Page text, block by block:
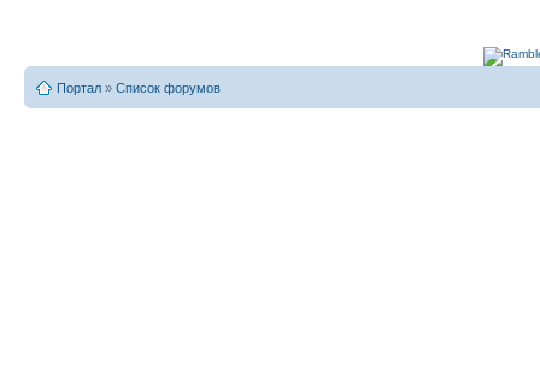
Портал » Список форумов